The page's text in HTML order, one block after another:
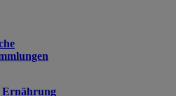
Ernährung